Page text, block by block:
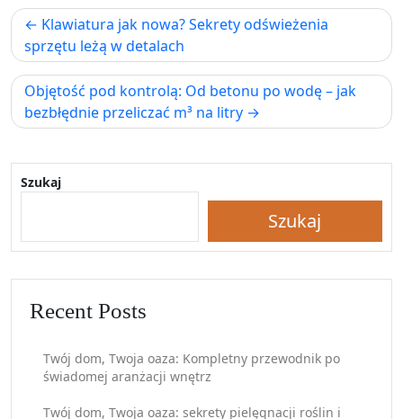
Nawigacja
wpisu
Klawiatura jak nowa? Sekrety odświeżenia
sprzętu leżą w detalach
Objętość pod kontrolą: Od betonu po wodę – jak
bezbłędnie przeliczać m³ na litry
Szukaj
Szukaj
Recent Posts
Twój dom, Twoja oaza: Kompletny przewodnik po
świadomej aranżacji wnętrz
Twój dom, Twoja oaza: sekrety pielęgnacji roślin i